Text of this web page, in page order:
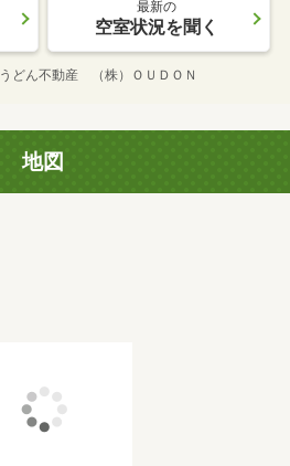
最新の
空室状況を聞く
うどん不動産 （株）ＯＵＤＯＮ
地図